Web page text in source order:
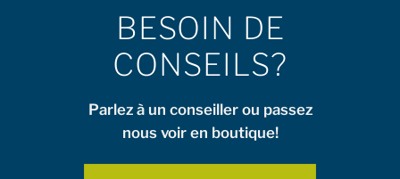
BESOIN DE
CONSEILS?
Parlez à un conseiller ou passez
nous voir en boutique!